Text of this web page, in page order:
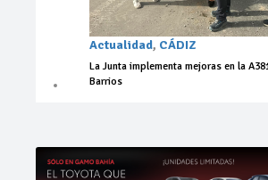
Actualidad, CÁDIZ
La Junta implementa mejoras en la
Barrios